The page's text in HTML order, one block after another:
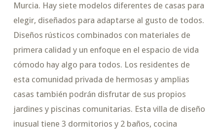
Murcia. Hay siete modelos diferentes de casas para
elegir, diseñados para adaptarse al gusto de todos.
Diseños rústicos combinados con materiales de
primera calidad y un enfoque en el espacio de vida
cómodo hay algo para todos. Los residentes de
esta comunidad privada de hermosas y amplias
casas también podrán disfrutar de sus propios
jardines y piscinas comunitarias. Esta villa de diseño
inusual tiene 3 dormitorios y 2 baños, cocina